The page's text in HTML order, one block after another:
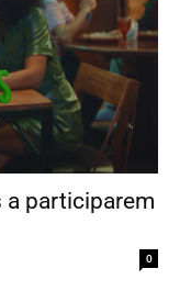
participarem
0